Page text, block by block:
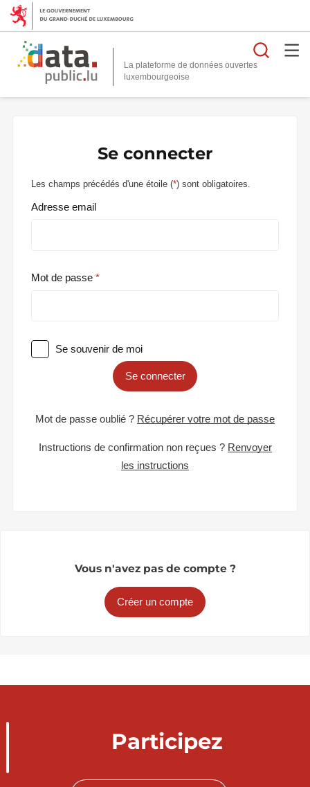
La plateforme de données ouvertes
Se connecter
Les champs précédés d'une étoile (*) sont obligatoires.
Adresse email
Mot de passe
Se souvenir de moi
Se connecter
Mot de passe oublié ? Récupérer votre mot de passe
Instructions de confirmation non reçues ? Renvoyer
les instructions
Vous n'avez pas de compte ?
Créer un compte
Participez